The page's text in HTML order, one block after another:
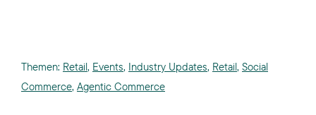
Themen: Retail, Events, Industry Updates, Retail, Social
Commerce, Agentic Commerce